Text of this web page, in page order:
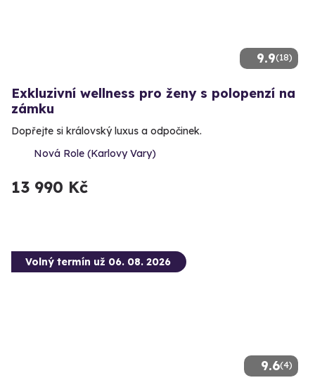
9.9(18)
Exkluzivní wellness pro ženy s polopenzí na
zámku
Dopřejte si královský luxus a odpočinek.
Nová Role (Karlovy Vary)
13 990 Kč
9.6(4)
Volný termín už 06. 08. 2026